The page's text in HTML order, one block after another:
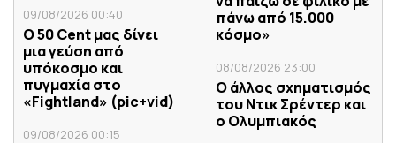
09/08/2026 00:40
Ο 50 Cent μας δίνει
μια γεύση από
υπόκοσμο και
πυγμαχία στο
«Fightland» (pic+vid)
09/08/2026 00:15
πάνω από 15.000
κόσμο»
08/08/2026 23:00
Ο άλλος σχηματισμός
του Ντικ Σρέντερ και
ο Ολυμπιακός